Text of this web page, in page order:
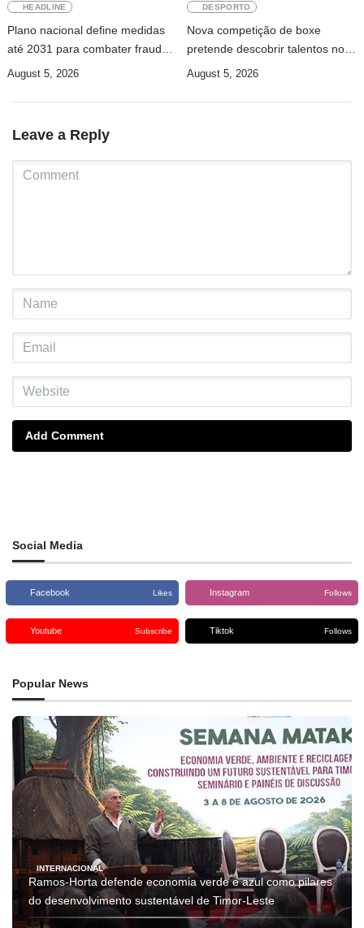
HEADLINE
Plano nacional define medidas
até 2031 para combater fraude
digital e tráfico de pessoas
August 5, 2026
DESPORTO
Nova competição de boxe
pretende descobrir talentos nos
municípios
August 5, 2026
Leave a Reply
Add Comment
Social Media
Facebook Likes Instagram Follows
Youtube Subscribe Tiktok Follows
Popular News
INTERNACIONAL
Ramos-Horta defende economia verde e azul como pilares
do desenvolvimento sustentável de Timor-Leste